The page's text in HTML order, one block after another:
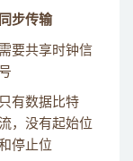
同步传输
需要共享时钟信
号
只有数据比特
，没有起始位
停止位